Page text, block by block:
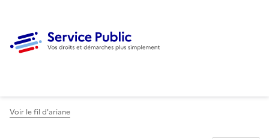
Voir le fil d'ariane